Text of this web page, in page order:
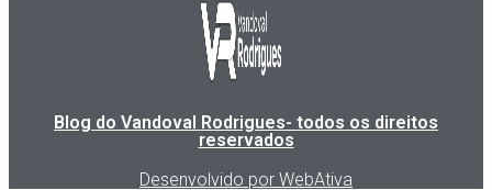
Blog do Vandoval Rodrigues- todos os direitos
reservados
Desenvolvido por WebAtiva